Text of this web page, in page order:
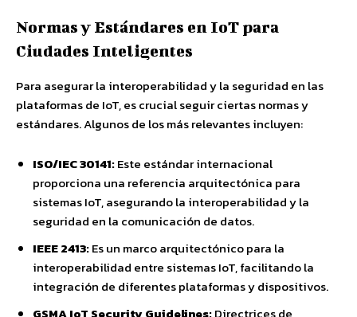
Normas y Estándares en IoT para
Ciudades Inteligentes
Para asegurar la interoperabilidad y la seguridad en las
plataformas de IoT, es crucial seguir ciertas normas y
estándares. Algunos de los más relevantes incluyen:
ISO/IEC 30141:Este estándar internacional
proporciona una referencia arquitectónica para
sistemas IoT, asegurando la interoperabilidad y la
seguridad en la comunicación de datos.
IEEE 2413:Es un marco arquitectónico para la
interoperabilidad entre sistemas IoT, facilitando la
integración de diferentes plataformas y dispositivos.